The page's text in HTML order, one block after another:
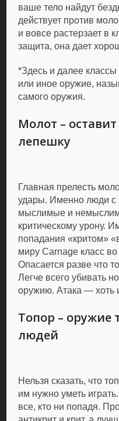
ваше тело найдут
действует против
и вовсе растерзает в
защита, она дает
*Здесь и далее
или иное оружие,
самого оружия.
Молот –
лепешку
Главная прелесть
удары. Именно люди с
мыслимые и
критическому урону.
попадания «критом»
миру Carnage класс
Опасается разве что
Легче всего убивать
оружию. Атака — хоть
Топор – оружие
людей
Нельзя сказать, что
им нужно уметь
все, кто ни попадя.